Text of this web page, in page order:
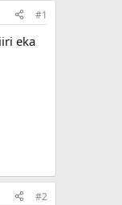
#1
eka
#2